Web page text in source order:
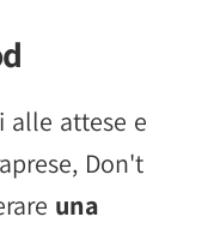
alle attese e
Don't
una